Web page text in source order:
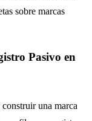
sobre marcas
Pasivo en
una marca